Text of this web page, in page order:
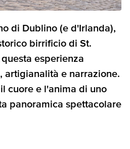
di Dublino (e d'Irlanda),
birrificio di St.
esperienza
artigianalità e narrazione.
cuore e l'anima di uno
panoramica spettacolare